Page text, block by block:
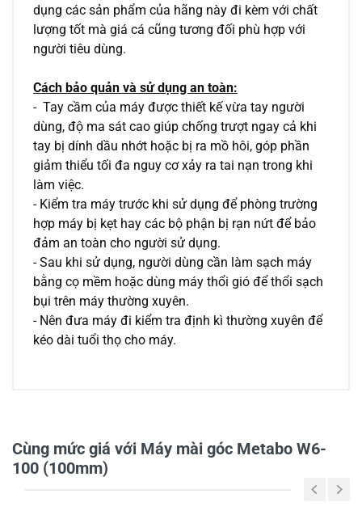
dụng các sản phẩm của hãng này đi kèm với chất
lượng tốt mà giá cá cũng tương đối phù hợp với
người tiêu dùng.
Cách bảo quản và sử dụng an toàn:
- Tay cầm của máy được thiết kế vừa tay người
dùng, độ ma sát cao giúp chống trượt ngay cả khi
tay bị dính dầu nhớt hoặc bị ra mồ hôi, góp phần
giảm thiểu tối đa nguy cơ xảy ra tai nạn trong khi
làm việc.
- Kiểm tra máy trước khi sử dụng để phòng trường
hợp máy bị kẹt hay các bộ phận bị rạn nứt để bảo
đảm an toàn cho người sử dụng.
- Sau khi sử dụng, người dùng cần làm sạch máy
bằng cọ mềm hoặc dùng máy thổi gió để thổi sạch
bụi trên máy thường xuyên.
- Nên đưa máy đi kiểm tra định kì thường xuyên để
kéo dài tuổi thọ cho máy.
Cùng mức giá với Máy mài góc Metabo W6-
100 (100mm)